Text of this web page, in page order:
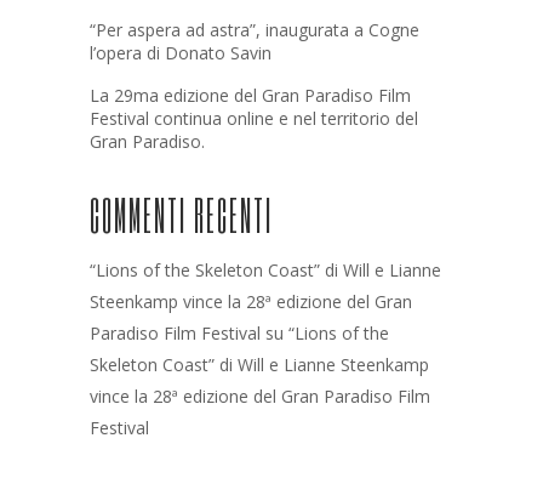
“Per aspera ad astra”, inaugurata a Cogne
l’opera di Donato Savin
La 29ma edizione del Gran Paradiso Film
Festival continua online e nel territorio del
Gran Paradiso.
COMMENTI RECENTI
“Lions of the Skeleton Coast” di Will e Lianne
Steenkamp vince la 28ª edizione del Gran
Paradiso Film Festival su “Lions of the
Skeleton Coast” di Will e Lianne Steenkamp
vince la 28ª edizione del Gran Paradiso Film
Festival